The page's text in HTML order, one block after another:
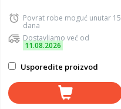
Povrat robe moguć unutar 15
dana
Dostavljamo već od
11.08.2026
Usporedite proizvod